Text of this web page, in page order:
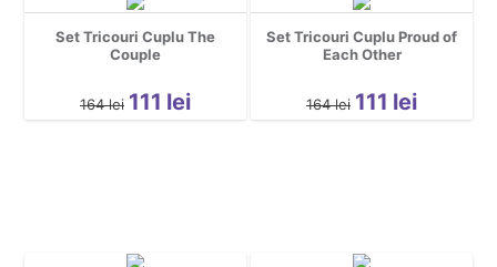
Set Tricouri Cuplu The
Couple
164 lei 111 lei
Set Tricouri Cuplu Proud of
Each Other
164 lei 111 lei